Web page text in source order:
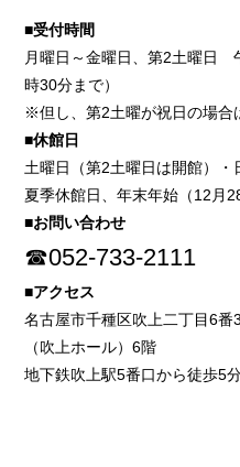
■受付時間
月曜日～金曜日、第2土曜日
時30分まで）
※但し、第2土曜が祝日の場合
■休館日
土曜日（第2土曜日は開館）・
夏季休館日、年末年始（12月
■お問い合わせ
☎052-733-2111
■アクセス
名古屋市千種区吹上二丁目6
（吹上ホール）6階
地下鉄吹上駅5番口から徒歩5